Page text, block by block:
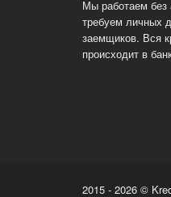
Мы работаем без
требуем личных
заемщиков. Вся
происходит в
2015 - 2026 ©